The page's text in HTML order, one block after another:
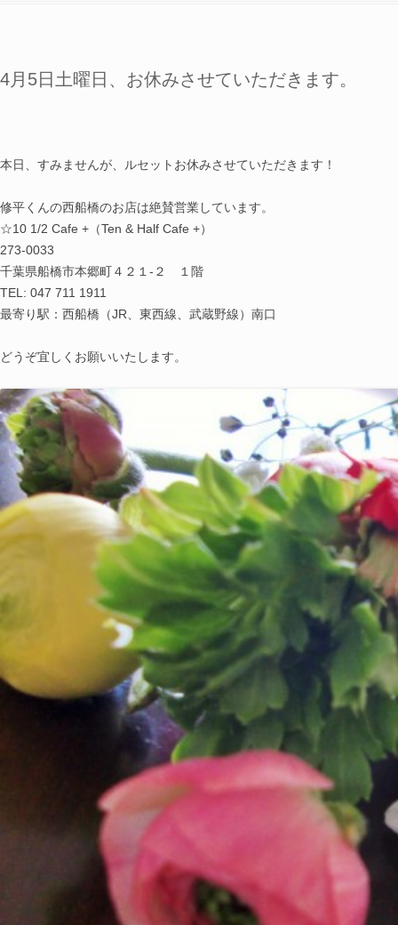
4月5日土曜日、お休みさせていただきます。
本日、すみませんが、ルセットお休みさせていただきます！
修平くんの西船橋のお店は絶賛営業しています。
☆10 1/2 Cafe +（Ten & Half Cafe +）
273-0033
千葉県船橋市本郷町４２１-２ １階
TEL: 047 711 1911
最寄り駅：西船橋（JR、東西線、武蔵野線）南口
どうぞ宜しくお願いいたします。